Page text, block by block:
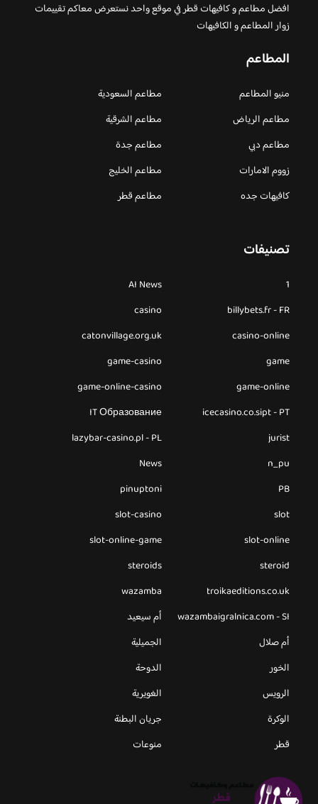
افضل مطاعم و كافيهات قطر في موقع واحد نستعرض معاكم تقييمات
زوار المطاعم و الكافيهات
المطاعم
منيو المطاعم
مطاعم السعودية
مطاعم الرياض
مطاعم الشرقية
مطاعم دبي
مطاعم جدة
زووم الامارات
مطاعم الخليج
كافيهات جده
مطاعم قطر
تصنيفات
1
AI News
billybets.fr - FR
casino
casino-online
catonvillage.org.uk
game
game-casino
game-online
game-online-casino
icecasino.co.sipt - PT
IT Образование
jurist
lazybar-casino.pl - PL
n_pu
News
PB
pinuptoni
slot
slot-casino
slot-online
slot-online-game
steroid
steroids
troikaeditions.co.uk
wazamba
wazambaigralnica.com - SI
أم سيعيد
أم صلال
الجميلية
الخور
الدوحة
الرويس
الغويرية
الوكرة
جريان البطنة
قطر
منوعات